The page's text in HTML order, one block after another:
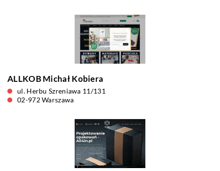
ALLKOB Michał Kobiera
ul. Herbu Szreniawa 11/131
02-972 Warszawa